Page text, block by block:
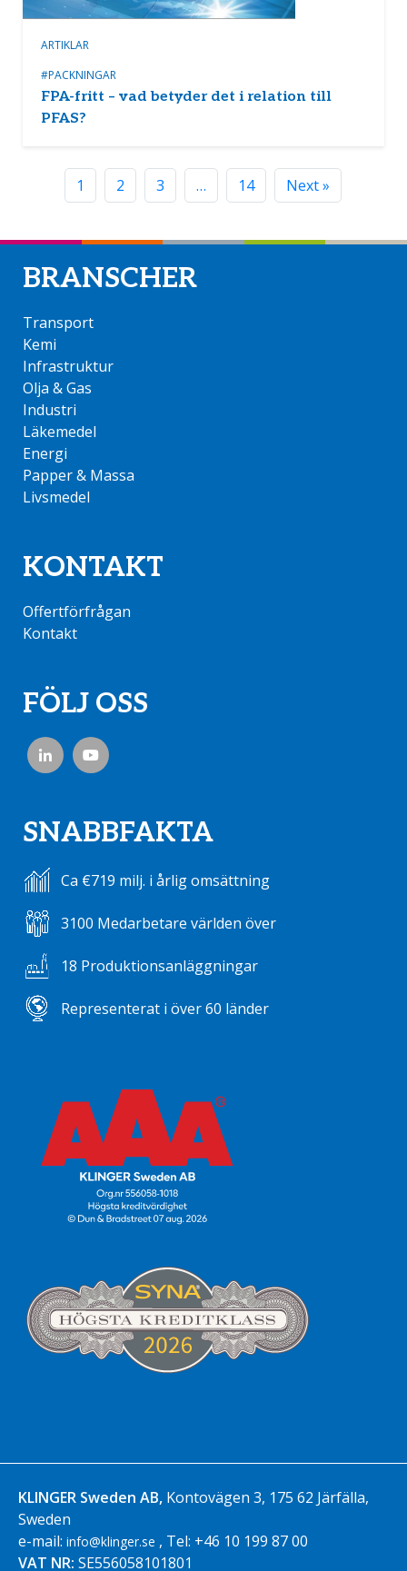
ARTIKLAR
#PACKNINGAR
FPA-fritt – vad betyder det i relation till
PFAS?
1 2 3 … 14 Next »
BRANSCHER
Transport
Kemi
Infrastruktur
Olja & Gas
Industri
Läkemedel
Energi
Papper & Massa
Livsmedel
KONTAKT
Offertförfrågan
Kontakt
FÖLJ OSS
SNABBFAKTA
Ca €719 milj. i årlig omsättning
3100 Medarbetare världen över
18 Produktionsanläggningar
Representerat i över 60 länder
KLINGER Sweden AB, Kontovägen 3, 175 62 Järfälla,
Sweden
e-mail: info@klinger.se , Tel: +46 10 199 87 00
VAT NR: SE556058101801